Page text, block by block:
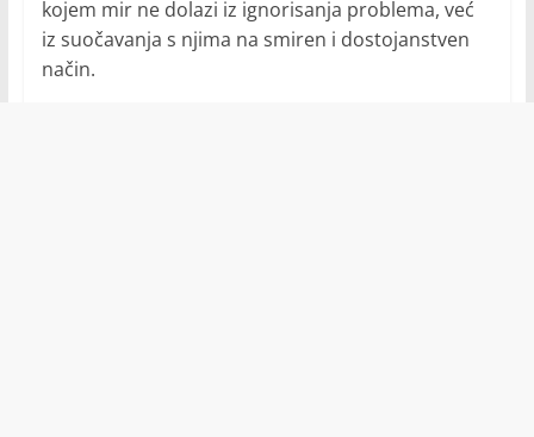
kojem mir ne dolazi iz ignorisanja problema, već
iz suočavanja s njima na smiren i dostojanstven
način.